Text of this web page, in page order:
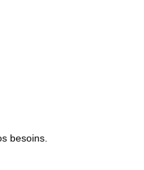
besoins.